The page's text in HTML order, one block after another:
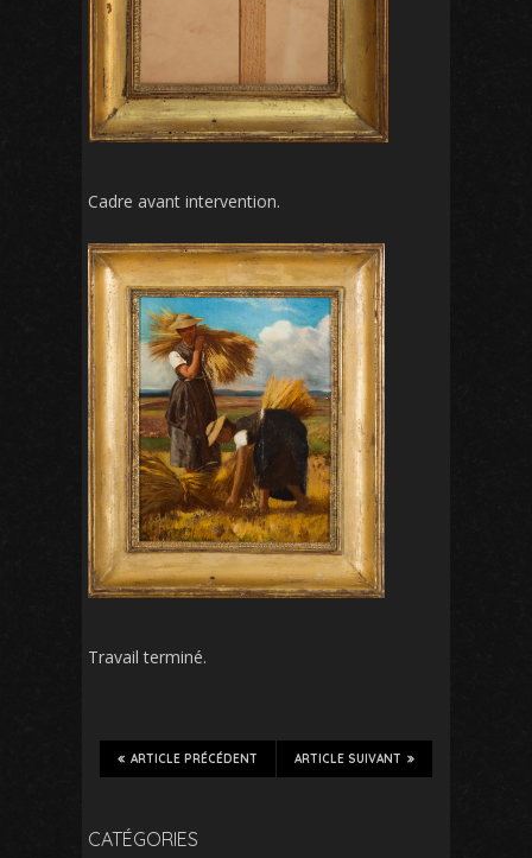
Cadre avant intervention.
Travail terminé.
ARTICLE SUIVANT
ARTICLE PRÉCÉDENT
CATÉGORIES